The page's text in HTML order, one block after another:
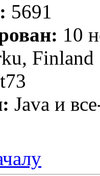
5691
10
Finland
Java и